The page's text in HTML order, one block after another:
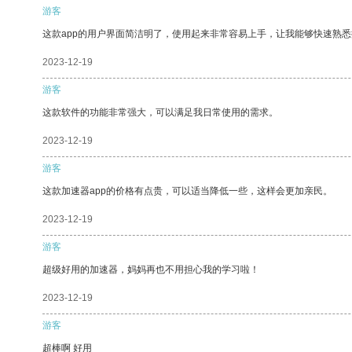
游客
这款app的用户界面简洁明了，使用起来非常容易上手，让我能够快速熟
2023-12-19
游客
这款软件的功能非常强大，可以满足我日常使用的需求。
2023-12-19
游客
这款加速器app的价格有点贵，可以适当降低一些，这样会更加亲民。
2023-12-19
游客
超级好用的加速器，妈妈再也不用担心我的学习啦！
2023-12-19
游客
超棒啊 好用